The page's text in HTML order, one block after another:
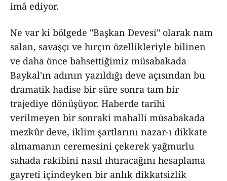
imâ ediyor.
Ne var ki bölgede "Başkan Devesi" olarak nam
salan, savaşçı ve hırçın özellikleriyle bilinen
ve daha önce bahsettiğimiz müsabakada
Baykal'ın adının yazıldığı deve açısından bu
dramatik hadise bir süre sonra tam bir
trajediye dönüşüyor. Haberde tarihi
verilmeyen bir sonraki mahalli müsabakada
mezkûr deve, iklim şartlarını nazar-ı dikkate
almamanın ceremesini çekerek yağmurlu
sahada rakibini nasıl ıhtıracağını hesaplama
gayreti içindeyken bir anlık dikkatsizlik